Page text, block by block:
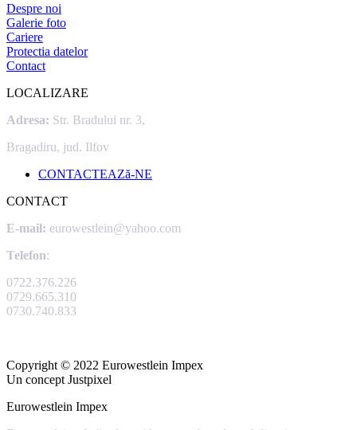
Despre noi
Galerie foto
Cariere
Protectia datelor
Contact
LOCALIZARE
Adresa: Str. Bradului nr. 3,
Bragadiru, jud. Ilfov
CONTACTEAZă-NE
CONTACT
E-mail: eurowestlein@yahoo.com
Telefon:
0722.376.226
0729.665.310
0730.740.833
Copyright © 2022 Eurowestlein Impex
Un concept Justpixel
Eurowestlein Impex